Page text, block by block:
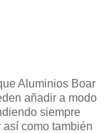
Aluminios Boar
añadir a modo
siempre
como también